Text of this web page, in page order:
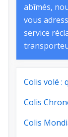
abîmés,
vous
service
Colis volé :
Colis
Colis